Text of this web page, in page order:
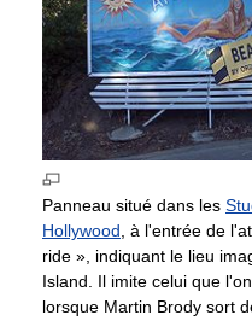
Panneau situé dans les
Hollywood, à l'entrée de
ride », indiquant le lieu
Island. Il imite celui que
lorsque Martin Brody sort